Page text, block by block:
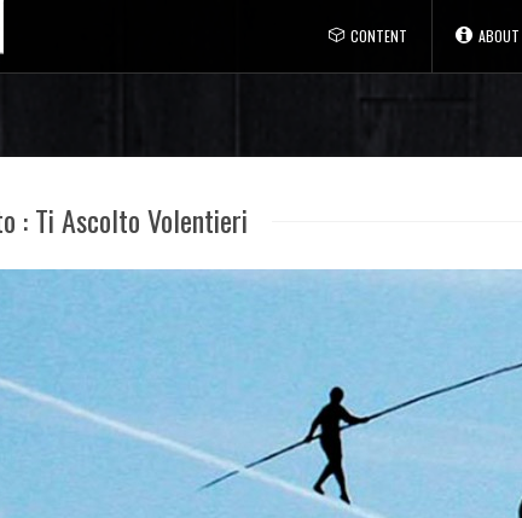
CONTENT ABOUT
: Ti Ascolto Volentieri